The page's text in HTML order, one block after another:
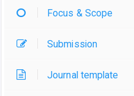
Focus & Scope
Submission
Journal template